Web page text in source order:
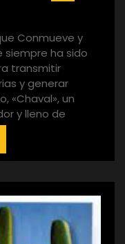
Conmueve y
siempre ha sido
transmitir
y generar
«Chaval», un
y lleno de